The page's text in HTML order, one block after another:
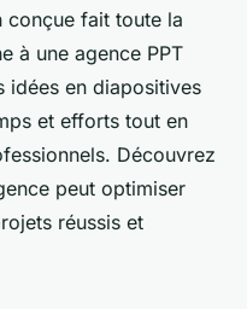
conçue fait toute la
à une agence PPT
idées en diapositives
et efforts tout en
Découvrez
peut optimiser
réussis et